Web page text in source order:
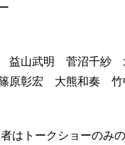
益山武明 菅沼千紗
彰宏 大熊和奏 竹
はトークショーのみの